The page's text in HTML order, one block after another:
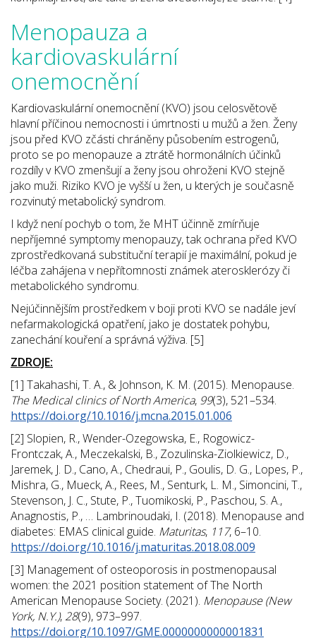
Menopauza a
kardiovaskulární
onemocnění
Kardiovaskulární onemocnění (KVO) jsou celosvětově
hlavní příčinou nemocnosti i úmrtnosti u mužů a žen. Ženy
jsou před KVO zčásti chráněny působením estrogenů,
proto se po menopauze a ztrátě hormonálních účinků
rozdíly v KVO zmenšují a ženy jsou ohroženi KVO stejně
jako muži. Riziko KVO je vyšší u žen, u kterých je současně
rozvinutý metabolický syndrom.
I když není pochyb o tom, že MHT účinně zmírňuje
nepříjemné symptomy menopauzy, tak ochrana před KVO
zprostředkovaná substituční terapií je maximální, pokud je
léčba zahájena v nepřítomnosti známek aterosklerózy či
metabolického syndromu.
Nejúčinnějším prostředkem v boji proti KVO se nadále jeví
nefarmakologická opatření, jako je dostatek pohybu,
zanechání kouření a správná výživa. [5]
ZDROJE:
[1] Takahashi, T. A., & Johnson, K. M. (2015). Menopause.
The Medical clinics of North America, 99(3), 521–534.
https://doi.org/10.1016/j.mcna.2015.01.006
[2] Slopien, R., Wender-Ozegowska, E., Rogowicz-
Frontczak, A., Meczekalski, B., Zozulinska-Ziolkiewicz, D.,
Jaremek, J. D., Cano, A., Chedraui, P., Goulis, D. G., Lopes, P.,
Mishra, G., Mueck, A., Rees, M., Senturk, L. M., Simoncini, T.,
Stevenson, J. C., Stute, P., Tuomikoski, P., Paschou, S. A.,
Anagnostis, P., … Lambrinoudaki, I. (2018). Menopause and
diabetes: EMAS clinical guide. Maturitas, 117, 6–10.
https://doi.org/10.1016/j.maturitas.2018.08.009
[3] Management of osteoporosis in postmenopausal
women: the 2021 position statement of The North
American Menopause Society. (2021). Menopause (New
York, N.Y.), 28(9), 973–997.
https://doi.org/10.1097/GME.0000000000001831